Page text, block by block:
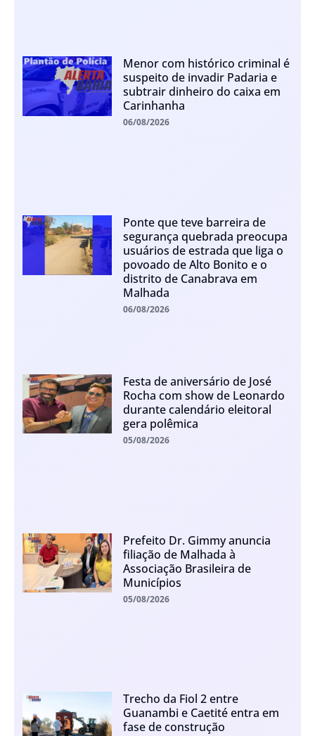
Menor com histórico criminal é
suspeito de invadir Padaria e
subtrair dinheiro do caixa em
Carinhanha
06/08/2026
Ponte que teve barreira de
segurança quebrada preocupa
usuários de estrada que liga o
povoado de Alto Bonito e o
distrito de Canabrava em
Malhada
06/08/2026
Festa de aniversário de José
Rocha com show de Leonardo
durante calendário eleitoral
gera polêmica
05/08/2026
Prefeito Dr. Gimmy anuncia
filiação de Malhada à
Associação Brasileira de
Municípios
05/08/2026
Trecho da Fiol 2 entre
Guanambi e Caetité entra em
fase de construção